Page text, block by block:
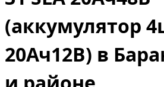
(аккумулятор
20Ач12В) в